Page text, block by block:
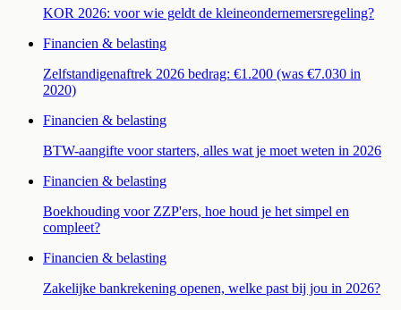
KOR 2026: voor wie geldt de kleineondernemersregeling?
Financien & belasting
Zelfstandigenaftrek 2026 bedrag: €1.200 (was €7.030 in
2020)
Financien & belasting
BTW-aangifte voor starters, alles wat je moet weten in 2026
Financien & belasting
Boekhouding voor ZZP'ers, hoe houd je het simpel en
compleet?
Financien & belasting
Zakelijke bankrekening openen, welke past bij jou in 2026?